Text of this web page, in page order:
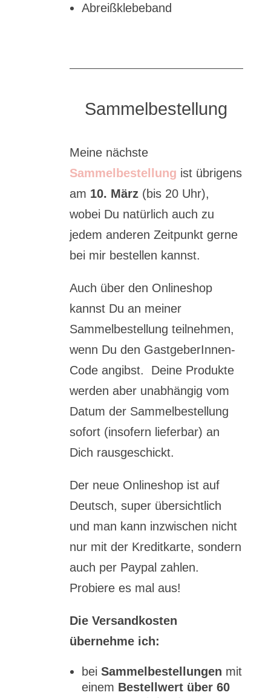
Abreißklebeband
Sammelbestellung
Meine nächste
Sammelbestellung ist übrigens
am 10. März (bis 20 Uhr),
wobei Du natürlich auch zu
jedem anderen Zeitpunkt gerne
bei mir bestellen kannst.
Auch über den Onlineshop
kannst Du an meiner
Sammelbestellung teilnehmen,
wenn Du den GastgeberInnen-
Code angibst. Deine Produkte
werden aber unabhängig vom
Datum der Sammelbestellung
sofort (insofern lieferbar) an
Dich rausgeschickt.
Der neue Onlineshop ist auf
Deutsch, super übersichtlich
und man kann inzwischen nicht
nur mit der Kreditkarte, sondern
auch per Paypal zahlen.
Probiere es mal aus!
Die Versandkosten
übernehme ich:
bei Sammelbestellungen mit
einem Bestellwert über 60